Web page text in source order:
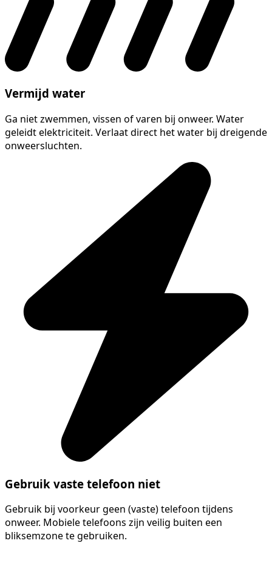
Vermijd water
Ga niet zwemmen, vissen of varen bij onweer. Water
geleidt elektriciteit. Verlaat direct het water bij dreigende
onweersluchten.
Gebruik vaste telefoon niet
Gebruik bij voorkeur geen (vaste) telefoon tijdens
onweer. Mobiele telefoons zijn veilig buiten een
bliksemzone te gebruiken.